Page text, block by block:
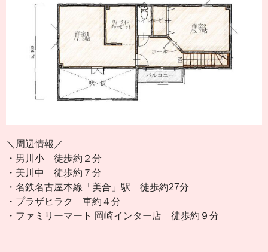
＼周辺情報／
・男川小 徒歩約２分
・美川中 徒歩約７分
・名鉄名古屋本線「美合」駅 徒歩約27分
・プラザヒラク 車約４分
・ファミリーマート 岡崎インター店 徒歩約９分